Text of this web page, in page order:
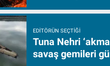
EDITÖRÜN SEÇTIĞI
Tuna Nehri
savaş gemileri